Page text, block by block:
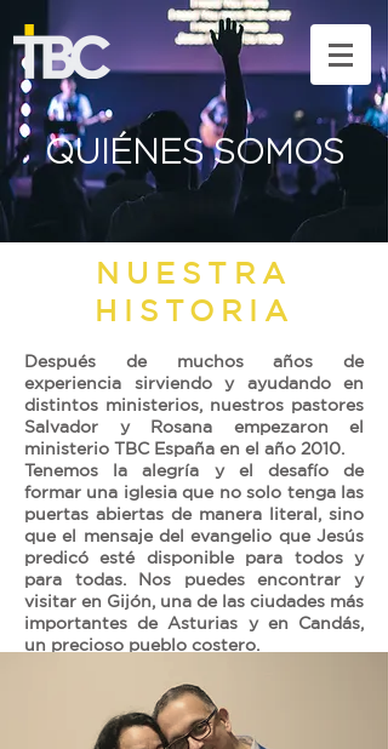
QUIÉNES SOMOS
Después de muchos años de
experiencia sirviendo y ayudando en
distintos ministerios, nuestros pastores
Salvador y Rosana empezaron el
ministerio TBC España en el año 2010.
Tenemos la alegría y el desafío de
formar una iglesia que no solo tenga las
puertas abiertas de manera literal, sino
que el mensaje del evangelio que Jesús
predicó esté disponible para todos y
para todas. Nos puedes encontrar y
visitar en Gijón, una de las ciudades más
importantes de Asturias y en Candás,
un precioso pueblo costero.
NUESTRA
HISTORIA